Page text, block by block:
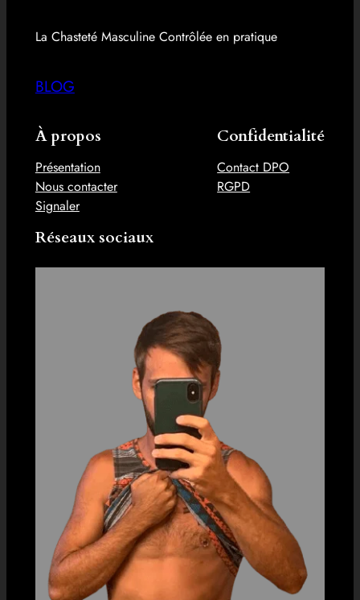
La Chasteté Masculine Contrôlée en pratique
BLOG
À propos
Présentation
Nous contacter
Signaler
Confidentialité
Contact DPO
RGPD
Réseaux sociaux